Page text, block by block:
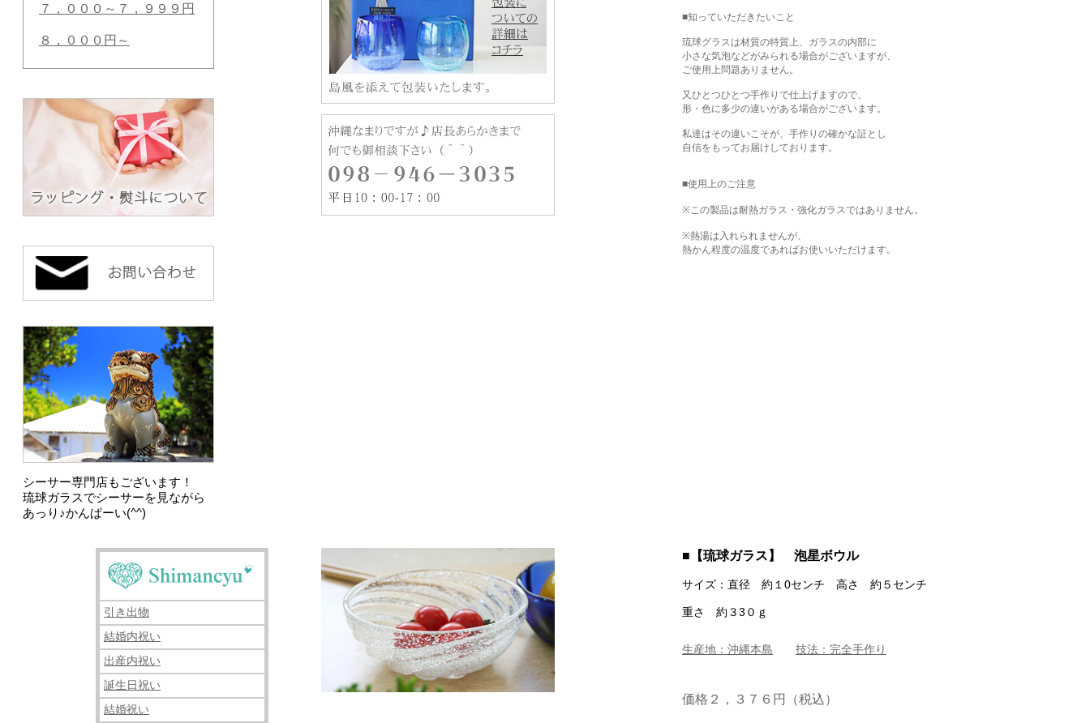
７，０００～７，９９９円
８，０００円～
シーサー専門店もございます！
琉球ガラスでシーサーを見ながら
あっり♪かんぱーい(^^)
■知っていただきたいこと
琉球グラスは材質の特質上、ガラスの内部に
小さな気泡などがみられる場合がございますが、
ご使用上問題ありません。
又ひとつひとつ手作りで仕上げますので、
形・色に多少の違いがある場合がございます。
私達はその違いこそが、手作りの確かな証とし
自信をもってお届けしております。
■使用上のご注意
※この製品は耐熱ガラス・強化ガラスではありません。
※熱湯は入れられませんが、
熱かん程度の温度であればお使いいただけます。
引き出物
結婚内祝い
出産内祝い
誕生日祝い
結婚祝い
■【琉球ガラス】 泡星ボウル
サイズ：直径 約１0センチ 高さ 約５センチ
重さ 約３3０ｇ
生産地：沖縄本島 技法：完全手作り
価格２，３７６円（税込）